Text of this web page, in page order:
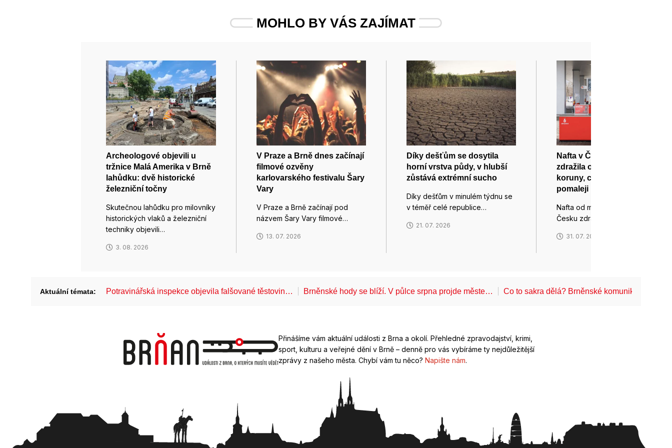
MOHLO BY VÁS ZAJÍMAT
Archeologové objevili u
tržnice Malá Amerika v Brně
lahůdku: dvě historické
železniční točny
Skutečnou lahůdku pro milovníky
historických vlaků a železniční
techniky objevili…
3. 08. 2026
V Praze a Brně dnes začínají
filmové ozvěny
karlovarského festivalu Šary
Vary
V Praze a Brně začínají pod
názvem Šary Vary filmové…
13. 07. 2026
Díky dešťům se dosytila
horní vrstva půdy, v hlubší
zůstává extrémní sucho
Díky dešťům v minulém týdnu se
v téměř celé republice…
21. 07. 2026
Nafta v Česku za týden
zdražila o víc než půldruhé
koruny, cena benzinu roste
pomaleji
Nafta od minulého týdne v
Česku zdražila o 1,66 koruny…
31. 07. 2026
Aktuální témata: Potravinářská inspekce objevila falšované těstovin… Brněnské hody se blíží. V půlce srpna projde měste… Co to sakra dělá? Brněnské komunikace
Přinášíme vám aktuální události z Brna a okolí. Přehledné zpravodajství, krimi,
sport, kulturu a veřejné dění v Brně – denně pro vás vybíráme ty nejdůležitější
zprávy z našeho města. Chybí vám tu něco? Napište nám.